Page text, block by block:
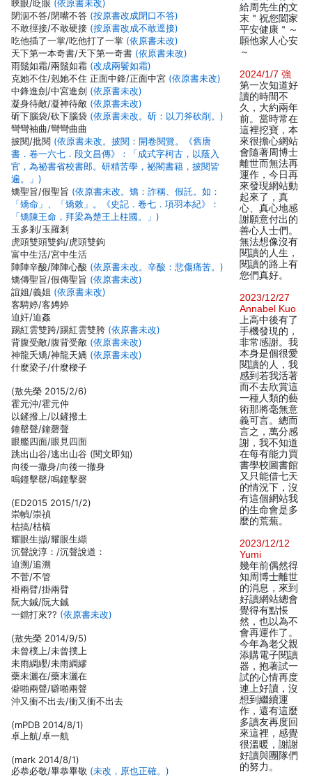
䀹眼/眨眼 (依原書未改)
閉泅不答/閉嘴不答 (按原書改成閉口不答)
不敢徑接/不敢硬接 (按原書改成不敢逕接)
吃他插了一掌/吃他打了一掌 (依原書未改)
天下第一本奇書/天下第一奇書 (依原書未改)
雨鬚如霜/兩鬚如霜 (改成兩鬢如霜)
克她不住/剋她不住 正面中鋒/正面中宮 (依原書未改)
中鋒進劍/中宮進劍 (依原書未改)
凝身待敵/凝神待敵 (依原書未改)
斫下腦袋/砍下腦袋 (依原書未改。斫：以刀斧砍削。)
彎彎袖曲/彎彎曲曲
披閱/批閱 (依原書未改。披閱：開卷閱覽。《舊唐
書．卷一六七．段文昌傳》：「成式字柯古，以蔭入
官，為祕書省校書郎。研精苦學，祕閣書籍，披閱皆
遍。」)
矯聖旨/假聖旨 (依原書未改。矯：詐稱、假託。如：
「矯命」、「矯敕」。《史記．卷七．項羽本紀》：
「矯陳王命，拜梁為楚王上柱國。」)
玉多剎/玉羅剎
虎頭雙頭雙鉤/虎頭雙鉤
富中生活/宮中生活
陣陣辛酸/陣陣心酸 (依原書未改。辛酸：悲傷痛苦。)
矯傳聖旨/假傳聖旨 (依原書未改)
誼姐/義姐 (依原書未改)
客騁婷/客娉婷
迫奸/迫姦
踢紅雲雙跨/踢紅雲雙胯 (依原書未改)
背腹受敵/腹背受敵 (依原書未改)
神龍夭矯/神龍天嬌 (依原書未改)
什麼梁子/什麼樑子
(敖先榮 2015/2/6)
霍元沖/霍元仲
以鏟撥上/以鏟撥土
鐘罄聲/鐘磬聲
眼艦四面/眼見四面
跳出山谷/逃出山谷 (閱文即知)
向後一撒身/向後一撤身
鳴鐘擊罄/鳴鐘擊磬
(ED2015 2015/1/2)
崇幀/崇禎
枯搞/枯槁
耀眼生擷/耀眼生纈
沉聲說淳：/沉聲說道：
迫溯/追溯
不菅/不管
褂兩臂/掛兩臂
阮大鍼/阮大鋮
一鐺打來?? (依原書未改)
(敖先榮 2014/9/5)
未曾樸上/未曾撲上
未雨綢纓/未雨綢繆
藥未灑在/藥末灑在
僻啪兩聲/噼啪兩聲
沖又衝不出去/衝又衝不出去
(mPDB 2014/8/1)
卓上航/卓一航
(mark 2014/8/1)
必恭必敬/畢恭畢敬 (未改，原也正確。)
給周先生的文
末＂祝您闔家
平安健康＂～
願他家人心安
～
2024/1/7 強
第一次知道好
讀的時間不
久，大約兩年
前。當時常在
這裡挖寶，本
來很擔心網站
會隨著周博士
離世而無法再
運作，今日再
來發現網站動
起來了，真
心、真心地感
謝願意付出的
善心人士們。
無法想像沒有
閱讀的人生，
閱讀的路上有
您們真好。
2023/12/27
Annabel Kuo
上高中後有了
手機發現的，
非常感謝。我
本身是個很愛
閱讀的人，我
感到若我活著
而不去欣賞這
一種人類的藝
術那將毫無意
義可言。總而
言之，萬分感
謝，我不知道
在每有能力買
書學校圖書館
又只能借七天
的情況下，沒
有這個網站我
的生命會是多
麼的荒蕪。
2023/12/12
Yumi
幾年前偶然得
知周博士離世
的消息，來到
好讀網站總會
覺得有點悵
然，也以為不
會再運作了。
今年為老父親
添購電子閱讀
器，抱著試一
試的心情再度
連上好讀，沒
想到繼續運
作，還有這麼
多讀友再度回
來這裡，感覺
很溫暖，謝謝
好讀與團隊們
的努力。